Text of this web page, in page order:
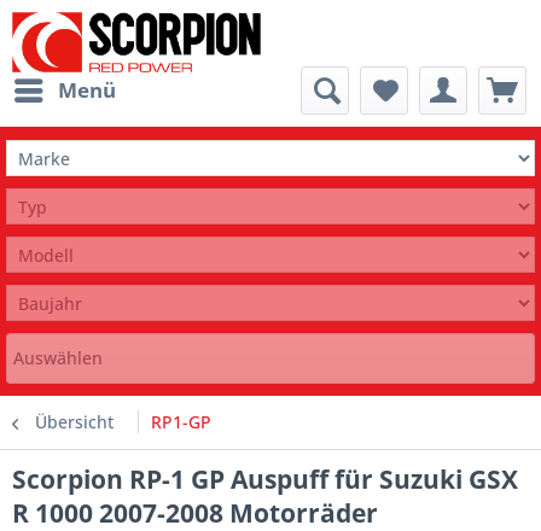
Menü
Auswählen
Übersicht RP1-GP
Scorpion RP-1 GP Auspuff für Suzuki GSX
R 1000 2007-2008 Motorräder